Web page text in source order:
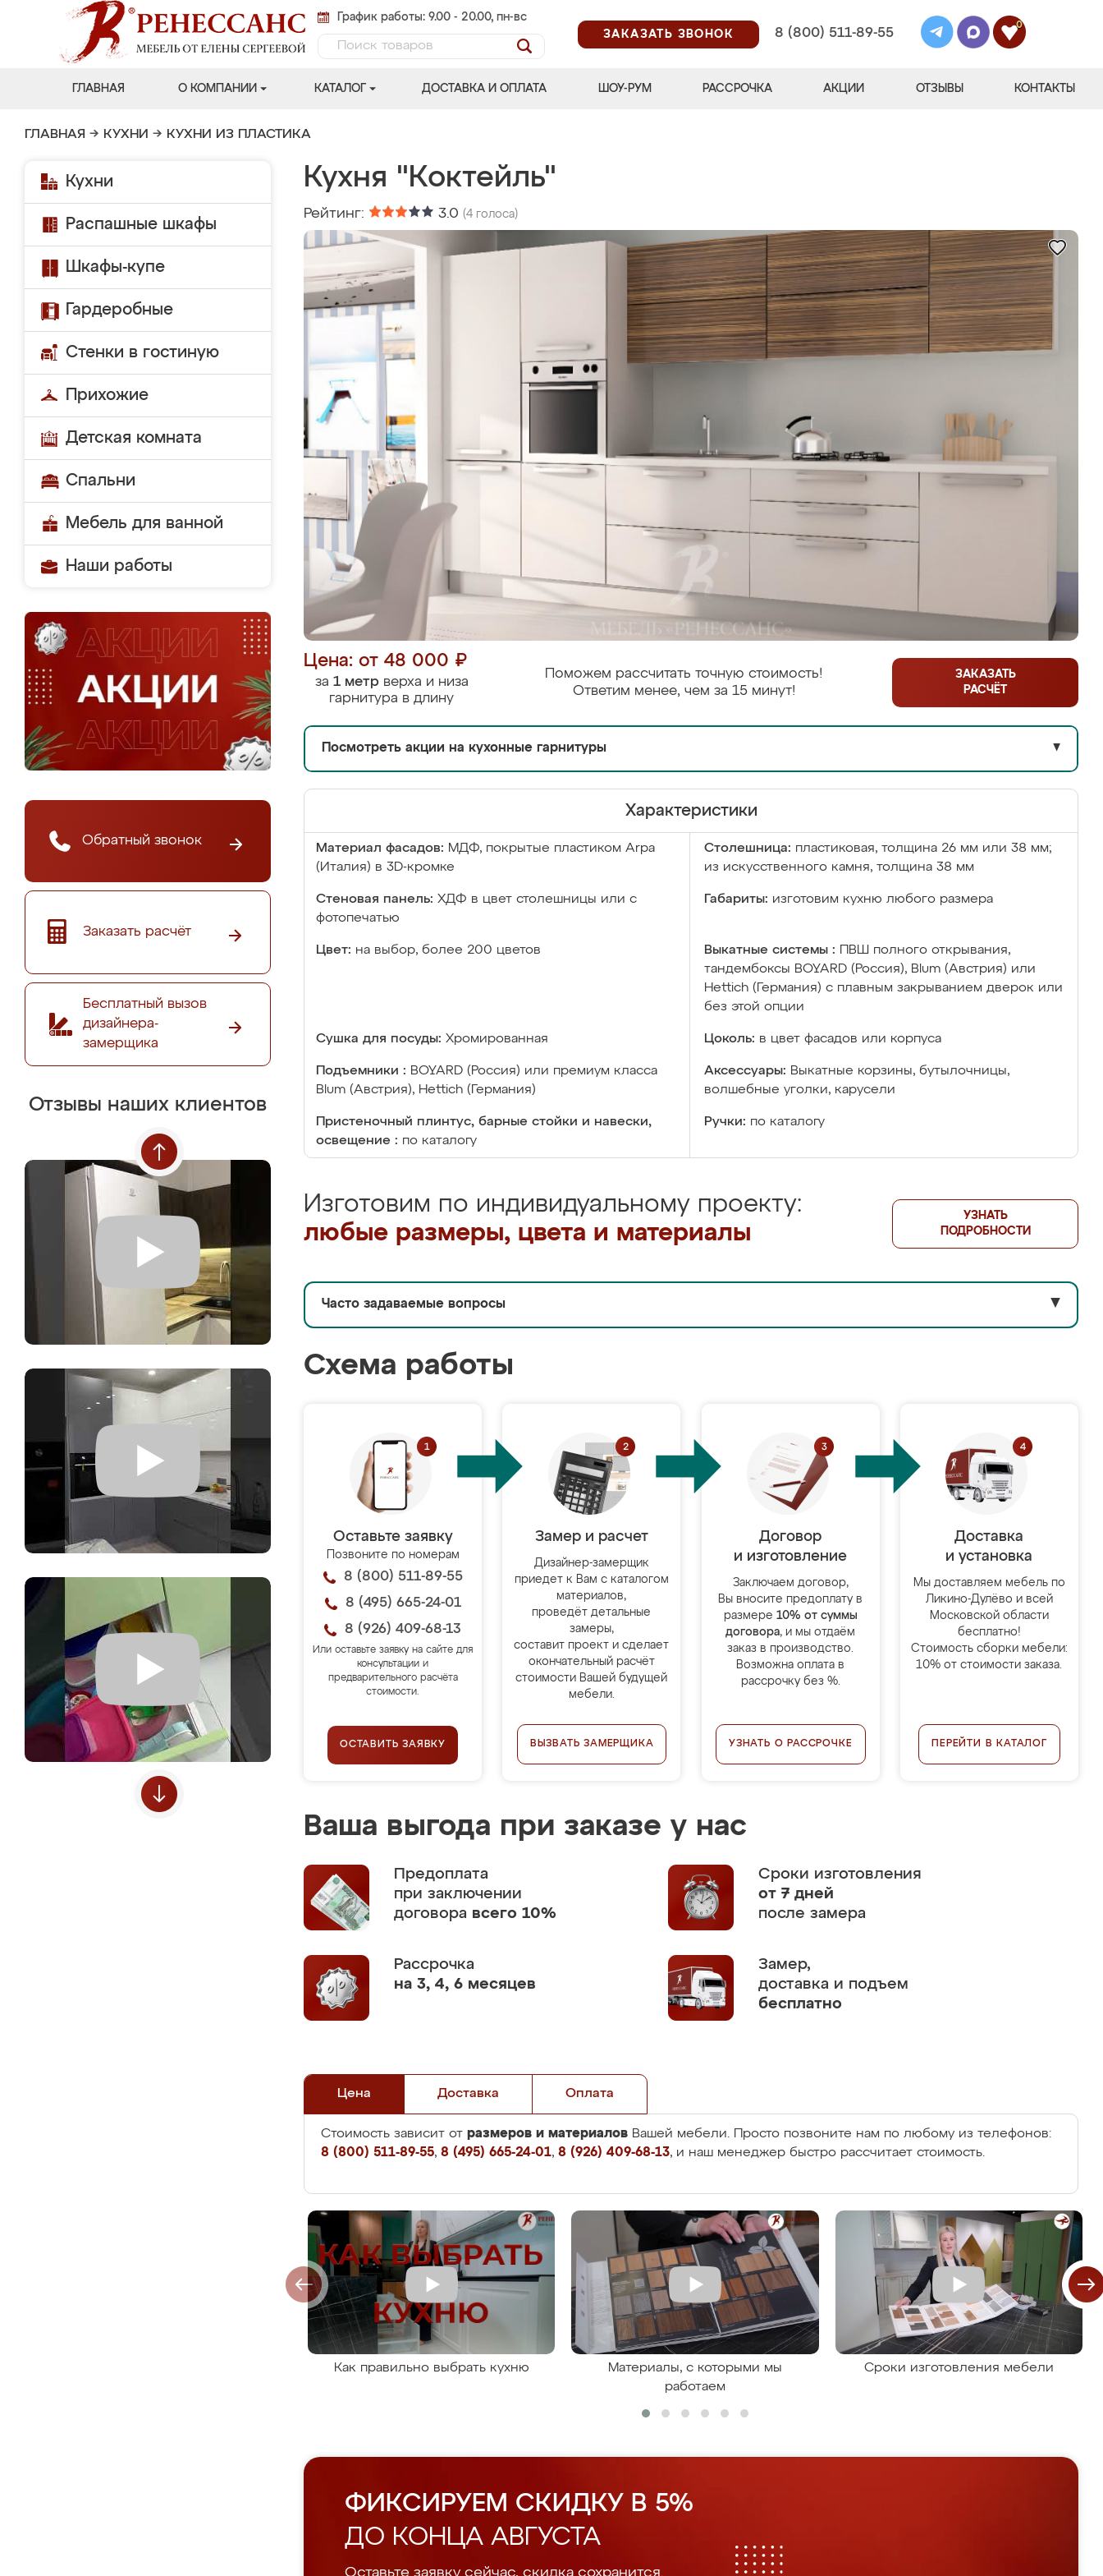
График работы: 9.00 - 20.00, пн-вс
ЗАКАЗАТЬ ЗВОНОК
8 (800) 511-89-55
0
ГЛАВНАЯ О КОМПАНИИ КАТАЛОГ ДОСТАВКА И ОПЛАТА ШОУ-РУМ РАССРОЧКА АКЦИИ ОТЗЫВЫ КОНТАКТЫ
ГЛАВНАЯ → КУХНИ → КУХНИ ИЗ ПЛАСТИКА
Кухни
Распашные шкафы
Шкафы-купе
Гардеробные
Стенки в гостиную
Прихожие
Детская комната
Спальни
Мебель для ванной
Наши работы
Обратный звонок
Заказать расчёт
Бесплатный вызов
дизайнера-
замерщика
Отзывы наших клиентов
Кухня "Коктейль"
Рейтинг: 3.0 (4 голоса)
Цена: от 48 000 ₽
за 1 метрверха и низа
гарнитура в длину
Поможем рассчитать точную стоимость!
Ответим менее, чем за 15 минут!
ЗАКАЗАТЬ
РАСЧЁТ
Посмотреть акции на кухонные гарнитуры ▼
Характеристики
Материал фасадов: МДФ, покрытые пластиком Arpa
(Италия) в 3D-кромке
Столешница: пластиковая, толщина 26 мм или 38 мм;
из искусственного камня, толщина 38 мм
Стеновая панель: ХДФ в цвет столешницы или с
фотопечатью
Габариты: изготовим кухню любого размера
Цвет: на выбор, более 200 цветов Выкатные системы :
ПВШ полного открывания,
тандембоксы BOYARD (Россия), Blum (Австрия) или
Hettich (Германия) с плавным закрыванием дверок или
без этой опции
Сушка для посуды: Хромированная Цоколь: в цвет фасадов или корпуса
Подъемники : BOYARD (Россия) или премиум класса
Blum (Австрия), Hettich (Германия)
Аксессуары: Выкатные корзины, бутылочницы,
волшебные уголки, карусели
Пристеночный плинтус, барные стойки и навески,
освещение : по каталогу
Ручки: по каталогу
Изготовим по индивидуальному проекту:
любые размеры, цвета и материалы
УЗНАТЬ
ПОДРОБНОСТИ
Часто задаваемые вопросы ▼
Схема работы
Оставьте заявку
Позвоните по номерам
8 (800) 511-89-55
8 (495) 665-24-01
8 (926) 409-68-13
Или оставьте заявку на сайте для
консультации и
предварительного расчёта
стоимости.
ОСТАВИТЬ ЗАЯВКУ
Замер и расчет
Дизайнер-замерщик
приедет к Вам с каталогом
материалов,
проведёт детальные
замеры,
составит проект и сделает
окончательный расчёт
стоимости Вашей будущей
мебели.
ВЫЗВАТЬ ЗАМЕРЩИКА
Договор
и изготовление
Заключаем договор,
Вы вносите предоплату в
размере 10% от суммы
договора, и мы отдаём
заказ в производство.
Возможна оплата в
рассрочку без %.
УЗНАТЬ О РАССРОЧКЕ
Доставка
и установка
Мы доставляем мебель по
Ликино-Дулёво и всей
Московской области
бесплатно!
Стоимость сборки мебели:
10% от стоимости заказа.
ПЕРЕЙТИ В КАТАЛОГ
Ваша выгода при заказе у нас
Предоплата
при заключении
договора всего 10%
Сроки изготовления
от 7 дней
после замера
Рассрочка
на 3, 4, 6 месяцев
Замер,
доставка и подъем
бесплатно
Цена Доставка Оплата
Стоимость зависит от размеров и материалов Вашей мебели. Просто позвоните нам по любому из телефонов:
8 (800) 511-89-55, 8 (495) 665-24-01, 8 (926) 409-68-13, и наш менеджер быстро рассчитает стоимость.
Как правильно выбрать кухню
Материалы, с которыми мы
работаем
Сроки изготовления мебели
ФИКСИРУЕМ СКИДКУ В 5%
ДО КОНЦА АВГУСТА
Оставьте заявку сейчас, скидка сохранится.